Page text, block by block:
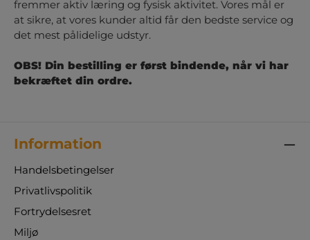
fremmer aktiv læring og fysisk aktivitet. Vores mål er
at sikre, at vores kunder altid får den bedste service og
det mest pålidelige udstyr.
OBS! Din bestilling er først bindende, når vi har
bekræftet din ordre.
Information
Handelsbetingelser
Privatlivspolitik
Fortrydelsesret
Miljø